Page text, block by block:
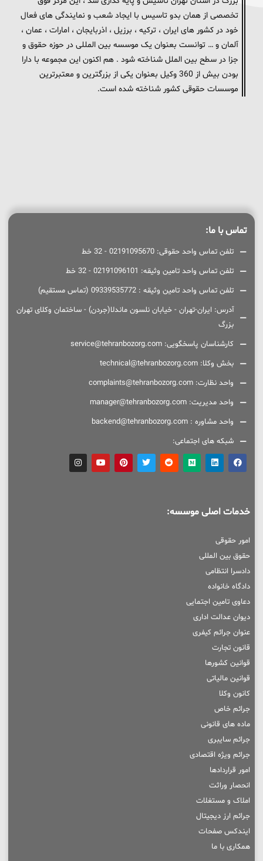
تخصصی از همان بدو تاسیس با ایجاد شعب و نمایندگی های فعال
خود در کشور های ایران ، ترکیه ، برزیل ، اذربایجان ، امارات ، عمان ،
آلمان و … توانست بعنوان یک موسسه بین المللی در حوزه حقوق و
جزا در سطح بین الملل شناخته شود . هم اکنون این مجموعه با دارا
بودن بیش از 360 وکیل بعنوان یکی از بزرگترین و معتبرترین
موسسات حقوقی کشور شناخته شده است.
تماس با ما:
تلفن تماس واحد حقوقی: 02191095670 - 32 خط
تلفن تماس واحد تامین وثیقه: 02191096101 - 32 خط
تلفن تماس واحد تامین وثیقه : 09339535772 (تماس مستقیم)
آدرس: ایران-تهران - خیابان نلسون ماندلا(جردن) - ساختمان وکلای تهران
بزرگ
کارشناسان پاسخگویی: service@tehranbozorg.com
بخش وکلا: technical@tehranbozorg.com
واحد نظارت: complaints@tehranbozorg.com
واحد مدیریت: manager@tehranbozorg.com
واحد مشاوره : backend@tehranbozorg.com
شبکه های اجتماعی:
خدمات اصلی موسسه:
امور حقوقی
حقوق بین المللی
دادسرا انتظامی
دادگاه خانواده
دعاوی تامین اجتمایی
دیوان عدالت اداری
عنوان جرائم کیفری
قانون تجارت
قوانین کشورها
قوانین مالیاتی
کانون وکلا
جرائم خاص
ماده های قانونی
جرائم سایبری
جرائم ویژه اقتصادی
امور قراردادها
انحصار وراثت
املاک و مستغلات
جرائم ارز دیجیتال
ایندکس صفحات
همکاری با ما